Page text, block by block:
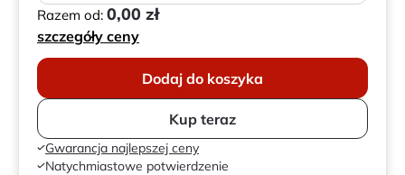
Razem od: 0,00 zł
szczegóły ceny
Dodaj do koszyka
Kup teraz
Gwarancja najlepszej ceny
Natychmiastowe potwierdzenie